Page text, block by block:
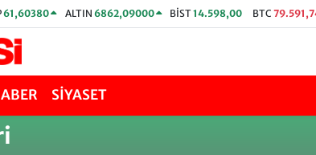
61,60380 ALTIN 6862,09000 BİST14.598,00 BTC
SİYASET